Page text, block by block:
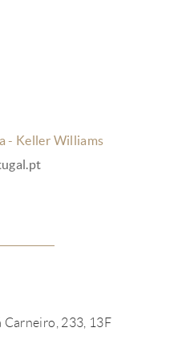
- Keller Williams
Carneiro, 233, 13F